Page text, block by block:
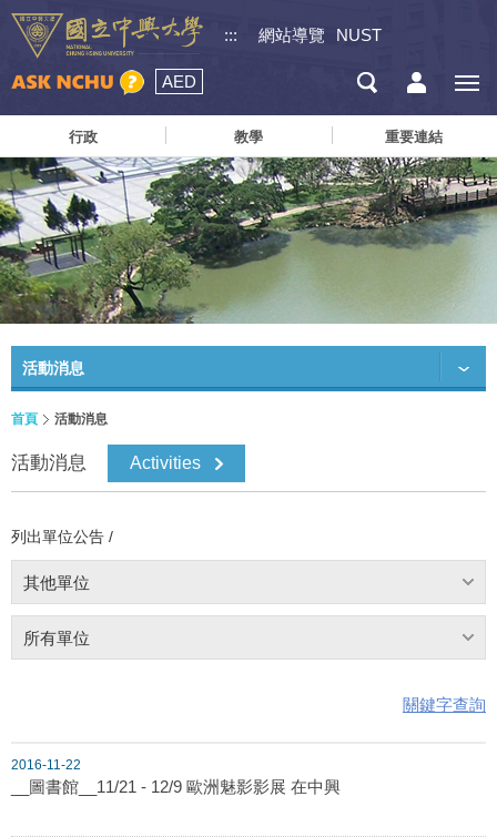
::: 網站導覽 NUST
AED
行政 教學 重要連結
活動消息
首頁 活動消息
活動消息 Activities
列出單位公告 /
其他單位
所有單位
關鍵字查詢
2016-11-22
__圖書館__11/21 - 12/9 歐洲魅影影展 在中興